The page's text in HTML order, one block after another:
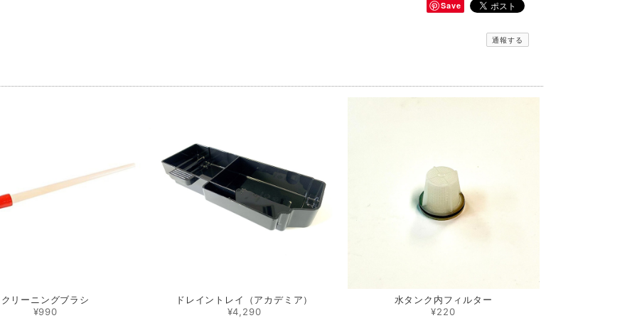
Save
通報する
クリーニングブラシ
¥990
ドレイントレイ（アカデミア）
¥4,290
水タンク内フィルター
¥220